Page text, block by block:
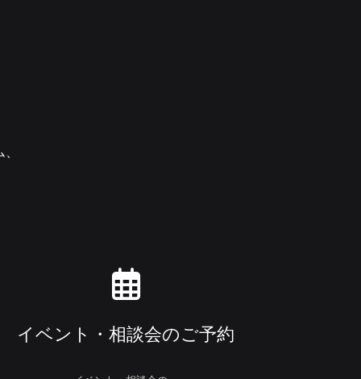
イベント・相談会のご予約